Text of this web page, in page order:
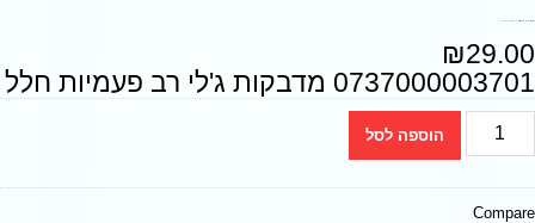
₪29.00
0737000003701 מדבקות ג'לי רב פעמיות חלל
הוספה לסל
Compare